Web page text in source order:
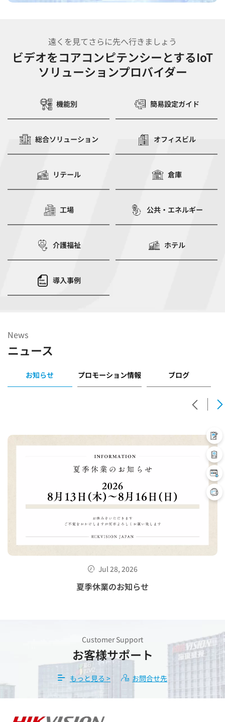
遠くを見てさらに先へ行きましょう
ビデオをコアコンピテンシーとするIoT
ソリューションプロバイダー
機能別 簡易設定ガイド
総合ソリューション オフィスビル
リテール 倉庫
工場 公共・エネルギー
介護福祉 ホテル
導入事例
News
ニュース
お知らせ プロモーション情報 ブログ
Jul 28, 2026
夏季休業のお知らせ
Customer Support
お客様サポート
もっと見る > お問合せ先